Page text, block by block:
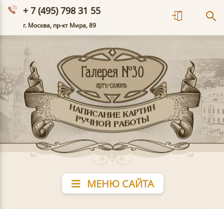
+ 7 (495) 798 31 55
г. Москва, пр-кт Мира, 89
МЕНЮ САЙТА